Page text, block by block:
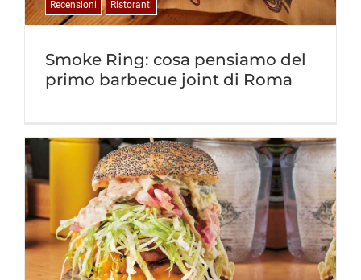
Smoke Ring: cosa pensiamo del
primo barbecue joint di Roma
Recensioni Ristoranti